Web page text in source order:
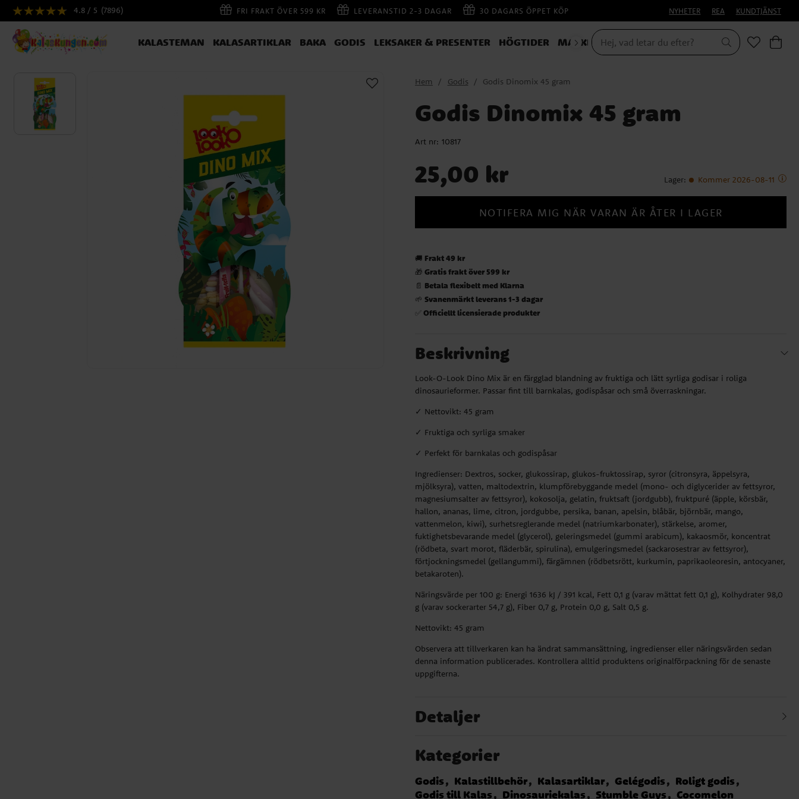
4.8 / 5 (7896) FRI FRAKT ÖVER 599 KR LEVERANSTID 2-3 DAGAR 30 DAGARS ÖPPET KÖP NYHETER REA KUNDTJÄNST
KALASTEMAN KALASARTIKLAR BAKA GODIS LEKSAKER & PRESENTER HÖGTIDER MASKERAD
Hem Godis Godis Dinomix 45 gram
Godis Dinomix 45 gram
Art nr: 10817
25,00 kr Lager: Kommer 2026-08-11
NOTIFERA MIG NÄR VARAN ÄR ÅTER I LAGER
🚚 Frakt 49 kr
🎁Gratis frakt över 599 kr
📄 Betala flexibelt med Klarna
🌱Svanenmärkt leverans 1-3 dagar
✅Officiellt licensierade produkter
Beskrivning
Look-O-Look Dino Mix är en färgglad blandning av fruktiga och lätt syrliga godisar i roliga
dinosaurieformer. Passar fint till barnkalas, godispåsar och små överraskningar.
✓ Nettovikt: 45 gram
✓ Fruktiga och syrliga smaker
✓ Perfekt för barnkalas och godispåsar
Ingredienser: Dextros, socker, glukossirap, glukos-fruktossirap, syror (citronsyra, äppelsyra,
mjölksyra), vatten, maltodextrin, klumpförebyggande medel (mono- och diglycerider av fettsyror,
magnesiumsalter av fettsyror), kokosolja, gelatin, fruktsaft (jordgubb), fruktpuré (äpple, körsbär,
hallon, ananas, lime, citron, jordgubbe, persika, banan, apelsin, blåbär, björnbär, mango,
vattenmelon, kiwi), surhetsreglerande medel (natriumkarbonater), stärkelse, aromer,
fuktighetsbevarande medel (glycerol), geleringsmedel (gummi arabicum), kakaosmör, koncentrat
(rödbeta, svart morot, fläderbär, spirulina), emulgeringsmedel (sackarosestrar av fettsyror),
förtjockningsmedel (gellangummi), färgämnen (rödbetsrött, kurkumin, paprikaoleoresin, antocyaner,
betakaroten).
Näringsvärde per 100 g: Energi 1636 kJ / 391 kcal, Fett 0,1 g (varav mättat fett 0,1 g), Kolhydrater 98,0
g (varav sockerarter 54,7 g), Fiber 0,7 g, Protein 0,0 g, Salt 0,5 g.
Nettovikt: 45 gram
Observera att tillverkaren kan ha ändrat sammansättning, ingredienser eller näringsvärden sedan
denna information publicerades. Kontrollera alltid produktens originalförpackning för de senaste
uppgifterna.
Detaljer
Kategorier
Godis Kalastillbehör Kalasartiklar Gelégodis
Roligt godis
Godis till Kalas
Dinosauriekalas Stumble Guys Cocomelon